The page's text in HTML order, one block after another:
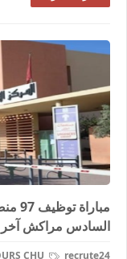
السادس مراكش آخر أجل 8
recrute24